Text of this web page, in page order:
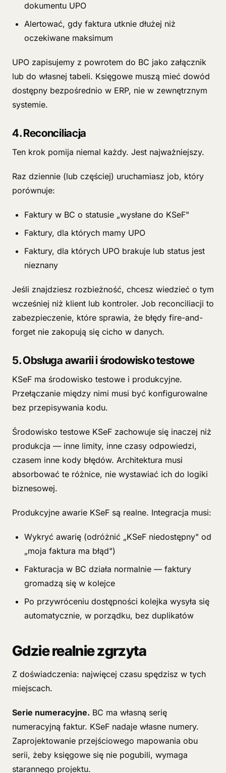
dokumentu UPO
Alertować, gdy faktura utknie dłużej niż
oczekiwane maksimum
UPO zapisujemy z powrotem do BC jako załącznik
lub do własnej tabeli. Księgowe muszą mieć dowód
dostępny bezpośrednio w ERP, nie w zewnętrznym
systemie.
4. Reconciliacja
Ten krok pomija niemal każdy. Jest najważniejszy.
Raz dziennie (lub częściej) uruchamiasz job, który
porównuje:
Faktury w BC o statusie „wysłane do KSeF"
Faktury, dla których mamy UPO
Faktury, dla których UPO brakuje lub status jest
nieznany
Jeśli znajdziesz rozbieżność, chcesz wiedzieć o tym
wcześniej niż klient lub kontroler. Job reconciliacji to
zabezpieczenie, które sprawia, że błędy fire-and-
forget nie zakopują się cicho w danych.
5. Obsługa awarii i środowisko testowe
KSeF ma środowisko testowe i produkcyjne.
Przełączanie między nimi musi być konfigurowalne
bez przepisywania kodu.
Środowisko testowe KSeF zachowuje się inaczej niż
produkcja — inne limity, inne czasy odpowiedzi,
czasem inne kody błędów. Architektura musi
absorbować te różnice, nie wystawiać ich do logiki
biznesowej.
Produkcyjne awarie KSeF są realne. Integracja musi:
Wykryć awarię (odróżnić „KSeF niedostępny" od
„moja faktura ma błąd")
Fakturacja w BC działa normalnie — faktury
gromadzą się w kolejce
Po przywróceniu dostępności kolejka wysyła się
automatycznie, w porządku, bez duplikatów
Gdzie realnie zgrzyta
Z doświadczenia: najwięcej czasu spędzisz w tych
miejscach.
Serie numeracyjne. BC ma własną serię
numeracyjną faktur. KSeF nadaje własne numery.
Zaprojektowanie przejściowego mapowania obu
serii, żeby księgowe się nie pogubili, wymaga
starannego projektu.